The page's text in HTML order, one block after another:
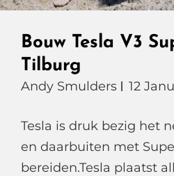
Bouw Tesla V3
Tilburg
Andy Smulders 12
Tesla is druk bezig het
en daarbuiten met
bereiden.Tesla plaatst